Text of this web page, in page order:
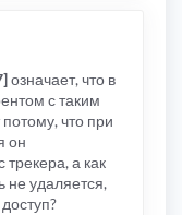
означает, что в
с таким
что при
он
а как
не удаляется,